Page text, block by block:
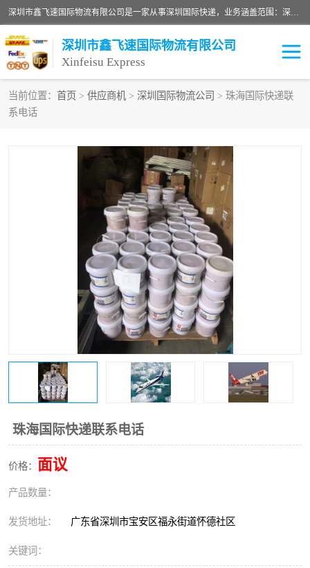
深圳市鑫飞速国际物流有限公司是一家从事深圳国际快递，业务涵盖范围：深圳DHL国际快递、深圳国际快递公司、深圳国际物流公司、深圳国际快递、深圳DHL国际快递电话可拨打全国服务热线：15019287411。欢迎各位亲来人来电到我司洽谈合作。
深圳市鑫飞速国际物流有限公司
Xinfeisu Express
当前位置： 首页 > 供应商机 > 深圳国际物流公司 > 珠海国际快递联
系电话
珠海国际快递联系电话
价格： 面议
产品数量：
发货地址： 广东省深圳市宝安区福永街道怀德社区
关键词：
联邦快递
巴西快递
伊朗快递
深圳国际快递公司
深圳国际物流公司 深圳国际快递电话
DHL国际快递电话 深圳国际快递
新能源电池出口物流